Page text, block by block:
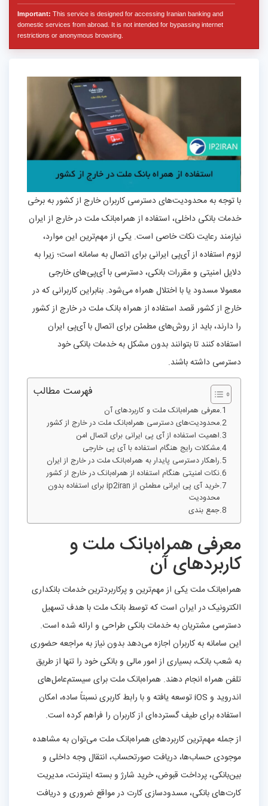
Important: This service is designed for accessing Iranian banking and
domestic services from abroad. It is not intended for bypassing internet
restrictions or anonymous browsing.
با توجه به محدودیت‌های دسترسی کاربران خارج از کشور به برخی
خدمات بانکی داخلی، استفاده از همراه‌بانک ملت در خارج از ایران
نیازمند رعایت نکات خاصی است. یکی از مهم‌ترین این موارد،
لزوم استفاده از آی‌پی ایرانی برای اتصال به سامانه است؛ زیرا به
دلایل امنیتی و مقررات بانکی، دسترسی با آی‌پی‌های خارجی
معمولا مسدود یا با اختلال همراه می‌شود. بنابراین کاربرانی که در
خارج از کشور قصد استفاده از همراه بانک ملت در خارج از کشور
را دارند، باید از روش‌های مطمئن برای اتصال با آی‌پی ایران
استفاده کنند تا بتوانند بدون مشکل به خدمات بانکی خود
دسترسی داشته باشند.
فهرست مطالب
معرفی همراه‌بانک ملت و کاربردهای آن
محدودیت‌های دسترسی همراه‌بانک ملت در خارج از کشور
اهمیت استفاده از آی‌ پی ایرانی برای اتصال امن
مشکلات رایج هنگام استفاده با آی‌ پی خارجی
راهکار دسترسی پایدار به همراه‌بانک ملت در خارج از ایران
نکات امنیتی هنگام استفاده از همراه‌بانک در خارج از کشور
خرید آی‌ پی ایرانی مطمئن از ip2iran برای استفاده بدون
محدودیت
جمع بندی
معرفی همراه‌بانک ملت و
کاربردهای آن
همراه‌بانک ملت یکی از مهم‌ترین و پرکاربردترین خدمات بانکداری
الکترونیک در ایران است که توسط بانک ملت با هدف تسهیل
دسترسی مشتریان به خدمات بانکی طراحی و ارائه شده است.
این سامانه به کاربران اجازه می‌دهد بدون نیاز به مراجعه حضوری
به شعب بانک، بسیاری از امور مالی و بانکی خود را تنها از طریق
تلفن همراه انجام دهند. همراه‌بانک ملت برای سیستم‌عامل‌های
اندروید و iOS توسعه یافته و با رابط کاربری نسبتاً ساده، امکان
استفاده برای طیف گسترده‌ای از کاربران را فراهم کرده است.
از جمله مهم‌ترین کاربردهای همراه‌بانک ملت می‌توان به مشاهده
موجودی حساب‌ها، دریافت صورتحساب، انتقال وجه داخلی و
بین‌بانکی، پرداخت قبوض، خرید شارژ و بسته اینترنت، مدیریت
کارت‌های بانکی، مسدودسازی کارت در مواقع ضروری و دریافت